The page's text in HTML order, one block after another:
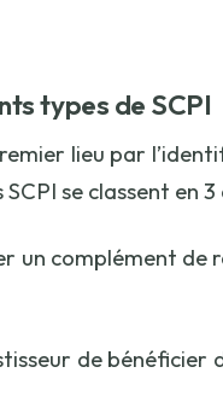
types de SCPI
lieu par
se classent en
un complément de
de bénéficier